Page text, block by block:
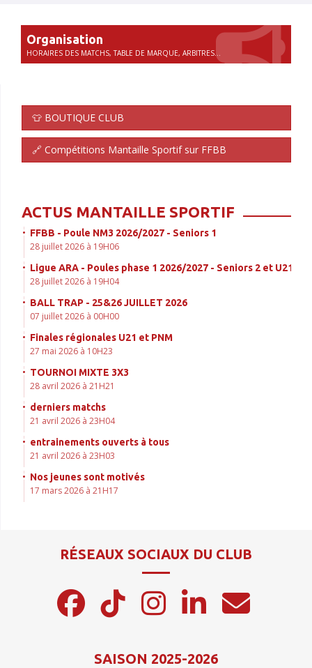
Organisation
HORAIRES DES MATCHS, TABLE DE MARQUE, ARBITRES...
👕 BOUTIQUE CLUB
🔗 Compétitions Mantaille Sportif sur FFBB
ACTUS MANTAILLE SPORTIF
FFBB - Poule NM3 2026/2027 - Seniors 1
28 juillet 2026 à 19H06
Ligue ARA - Poules phase 1 2026/2027 - Seniors 2 et U21
28 juillet 2026 à 19H04
BALL TRAP - 25&26 JUILLET 2026
07 juillet 2026 à 00H00
Finales régionales U21 et PNM
27 mai 2026 à 10H23
TOURNOI MIXTE 3X3
28 avril 2026 à 21H21
derniers matchs
21 avril 2026 à 23H04
entrainements ouverts à tous
21 avril 2026 à 23H03
Nos jeunes sont motivés
17 mars 2026 à 21H17
RÉSEAUX SOCIAUX DU CLUB
SAISON 2025-2026